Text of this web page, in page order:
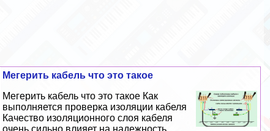
Мегерить кабель что это такое
Мегерить кабель что это такое Как
выполняется проверка изоляции кабеля
Качество изоляционного слоя кабеля
очень сильно влияет на надежность